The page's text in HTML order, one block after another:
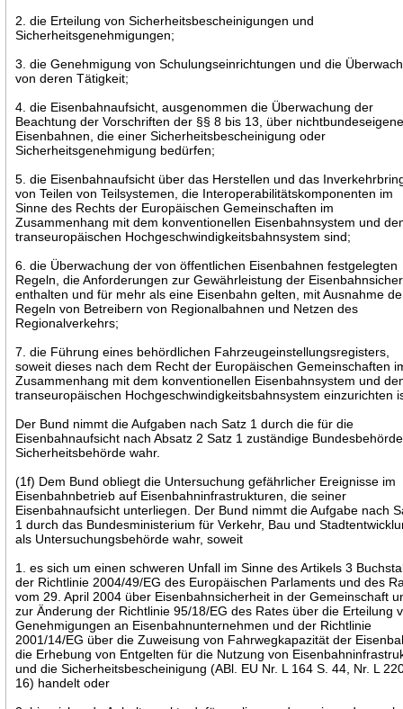
2. die Erteilung von Sicherheitsbescheinigungen und
Sicherheitsgenehmigungen;
3. die Genehmigung von Schulungseinrichtungen und die
von deren Tätigkeit;
4. die Eisenbahnaufsicht, ausgenommen die Überwachung der
Beachtung der Vorschriften der §§ 8 bis 13, über
Eisenbahnen, die einer Sicherheitsbescheinigung oder
Sicherheitsgenehmigung bedürfen;
5. die Eisenbahnaufsicht über das Herstellen und das
von Teilen von Teilsystemen, die Interoperabilitätskomponenten im
Sinne des Rechts der Europäischen Gemeinschaften im
Zusammenhang mit dem konventionellen Eisenbahnsystem und
transeuropäischen Hochgeschwindigkeitsbahnsystem sind;
6. die Überwachung der von öffentlichen Eisenbahnen festgelegten
Regeln, die Anforderungen zur Gewährleistung der
enthalten und für mehr als eine Eisenbahn gelten, mit Ausnahme
Regeln von Betreibern von Regionalbahnen und Netzen des
Regionalverkehrs;
7. die Führung eines behördlichen Fahrzeugeinstellungsregisters,
soweit dieses nach dem Recht der Europäischen Gemeinschaften
Zusammenhang mit dem konventionellen Eisenbahnsystem und
transeuropäischen Hochgeschwindigkeitsbahnsystem einzurichten
Der Bund nimmt die Aufgaben nach Satz 1 durch die für die
Eisenbahnaufsicht nach Absatz 2 Satz 1 zuständige
Sicherheitsbehörde wahr.
(1f) Dem Bund obliegt die Untersuchung gefährlicher Ereignisse im
Eisenbahnbetrieb auf Eisenbahninfrastrukturen, die seiner
Eisenbahnaufsicht unterliegen. Der Bund nimmt die Aufgabe nach
1 durch das Bundesministerium für Verkehr, Bau und
als Untersuchungsbehörde wahr, soweit
1. es sich um einen schweren Unfall im Sinne des Artikels 3
der Richtlinie 2004/49/EG des Europäischen Parlaments und des
vom 29. April 2004 über Eisenbahnsicherheit in der Gemeinschaft
zur Änderung der Richtlinie 95/18/EG des Rates über die Erteilung
Genehmigungen an Eisenbahnunternehmen und der Richtlinie
2001/14/EG über die Zuweisung von Fahrwegkapazität der
die Erhebung von Entgelten für die Nutzung von
und die Sicherheitsbescheinigung (ABl. EU Nr. L 164 S. 44, Nr. L
16) handelt oder